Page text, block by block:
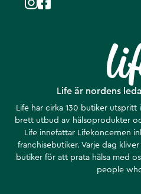
Life är nordens
Life har cirka 130 butiker
brett utbud av hälsoprodukter
Life innefattar Lifekoncernen
franchisebutiker. Varje dag
butiker för att prata hälsa med
people